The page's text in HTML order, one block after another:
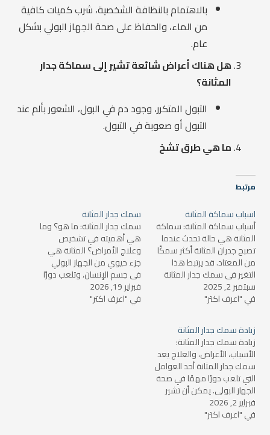
بالاهتمام بالنظافة الشخصية، شرب كميات كافية
من الماء، والحفاظ على صحة الجهاز البولي بشكل
عام.
هل هناك أعراض شائعة تشير إلى سماكة جدار
المثانة؟
التبول المتكرر، وجود دم في البول، الشعور بألم عند
التبول أو صعوبة في التبول.
ما هي طرق تشخ
مرتبط
اسباب سماكة المثانة
أسباب سماكة المثانة: سماكة
المثانة هي حالة تحدث عندما
تصبح جدران المثانة أكثر سمكًا
من المعتاد. قد يرتبط هذا
التغير في سمك جدار المثانة
بعدد من الأسباب الطبية، ويجب
أن يتم تشخيصه من قبل
أن يكون سببًا لمجموعة من
الأمراض والمشاكل الصحية
التي تتطلب علاجًا مناسبًا.…
سبتمبر 2, 2025
في "اعرف اكتر"
سمك جدار المثانة
سمك جدار المثانة: ما هو؟ وما
هي أهميته في تشخيص
وعلاج الأمراض؟ المثانة هي
جزء حيوي من الجهاز البولي
في جسم الإنسان، وتلعب دورًا
رئيسيًا في تخزين البول حتى يتم
التخلص منه. تتكون جدران
فبراير 19, 2026
في "اعرف اكتر"
زيادة سمك جدار المثانة
زيادة سمك جدار المثانة:
الأسباب، الأعراض، والعلاج يعد
سمك جدار المثانة أحد العوامل
التي تلعب دورًا مهمًا في صحة
الجهاز البولي. يمكن أن تشير
زيادة سمك جدار المثانة إلى
وجود مشكلة صحية قد تتطلب
فبراير 2, 2026
في "اعرف اكتر"